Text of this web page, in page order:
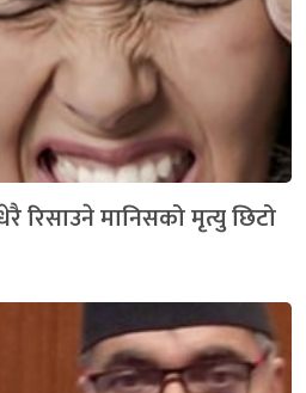
रिसाउने मानिसको मृत्यु छिटो